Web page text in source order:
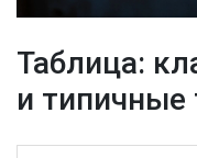
Таблица:
и типичные